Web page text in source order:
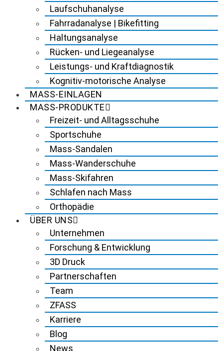
Laufschuhanalyse
Fahrradanalyse | Bikefitting
Haltungsanalyse
Rücken- und Liegeanalyse
Leistungs- und Kraftdiagnostik
Kognitiv-motorische Analyse
MASS-EINLAGEN
MASS-PRODUKTE
Freizeit- und Alltagsschuhe
Sportschuhe
Mass-Sandalen
Mass-Wanderschuhe
Mass-Skifahren
Schlafen nach Mass
Orthopädie
ÜBER UNS
Unternehmen
Forschung & Entwicklung
3D Druck
Partnerschaften
Team
ZFASS
Karriere
Blog
News